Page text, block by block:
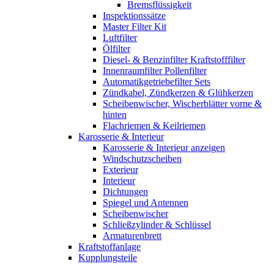
Bremsflüssigkeit
Inspektionssätze
Master Filter Kit
Luftfilter
Ölfilter
Diesel- & Benzinfilter Kraftstofffilter
Innenraumfilter Pollenfilter
Automatikgetriebefilter Sets
Zündkabel, Zündkerzen & Glühkerzen
Scheibenwischer, Wischerblätter vorne &
hinten
Flachriemen & Keilriemen
Karosserie & Interieur
Karosserie & Interieur anzeigen
Windschutzscheiben
Exterieur
Interieur
Dichtungen
Spiegel und Antennen
Scheibenwischer
Schließzylinder & Schlüssel
Armaturenbrett
Kraftstoffanlage
Kupplungsteile